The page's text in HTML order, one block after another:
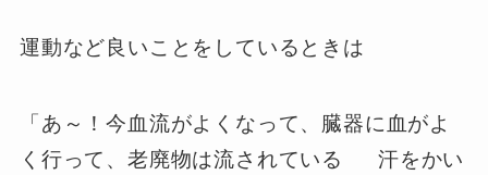
運動など良いことをしているときは
「あ～！今血流がよくなって、臓器に血がよ
く行って、老廃物は流されている
汗をかい